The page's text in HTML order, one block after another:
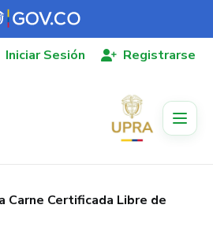
Iniciar Sesión Registrarse
Carne Certificada Libre de